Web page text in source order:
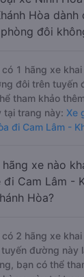
Hòa dành
đôi
có 1 hãng xe
đôi trên tuyến
tham khảo
tại trang này: Xe
đi Cam Lâm -
hãng xe nào
đi Cam Lâm -
Hòa?
có 2 hãng xe
đường này
bạn có thể